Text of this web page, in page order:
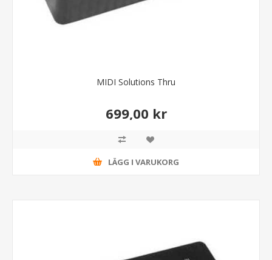
MIDI Solutions Thru
699,00 kr
LÄGG I VARUKORG